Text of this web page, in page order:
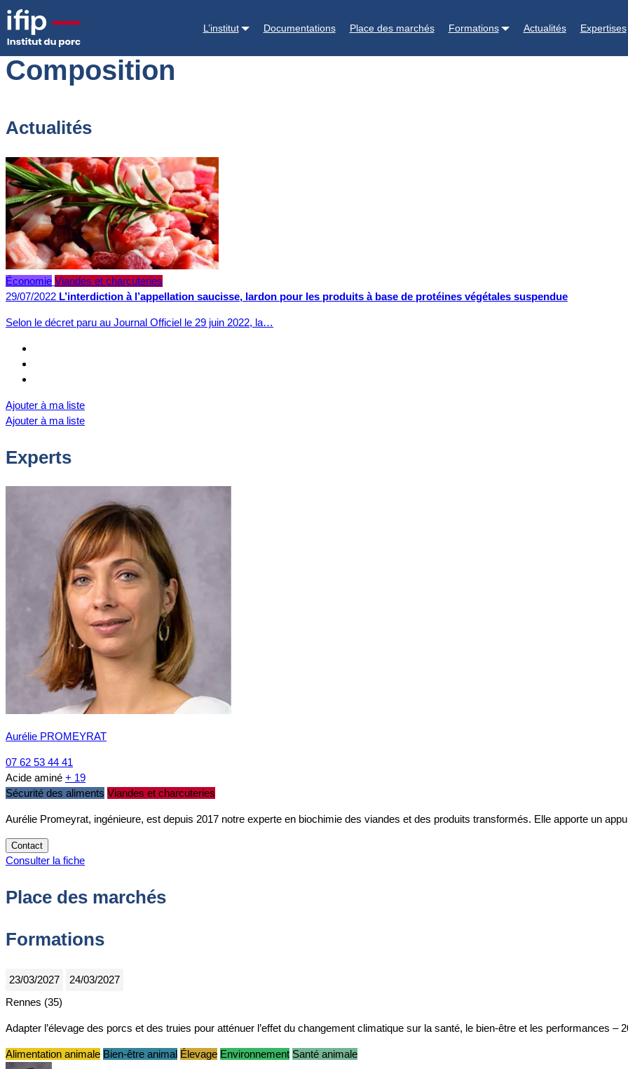
L’institut Documentations Place des marchés Formations Actualités Expertises
Accueil Composition
Composition
Actualités
Économie Viandes et charcuteries
29/07/2022 L’interdiction à l’appellation saucisse, lardon pour les produits à base de protéines végétales suspendue
Selon le décret paru au Journal Officiel le 29 juin 2022, la…
Ajouter à ma liste
Ajouter à ma liste
Experts
Aurélie PROMEYRAT
07 62 53 44 41
Acide aminé + 19
Sécurité des aliments Viandes et charcuteries
Aurélie Promeyrat, ingénieure, est depuis 2017 notre experte en biochimie des viandes et des produits transformés. Elle apporte un
Contact
Consulter la fiche
Place des marchés
Formations
23/03/2027
24/03/2027
Rennes (35)
Adapter l’élevage des porcs et des truies pour atténuer l’effet du changement climatique sur la santé, le bien-être et les performances –
Alimentation animale Bien-être animal Élevage Environnement Santé animale